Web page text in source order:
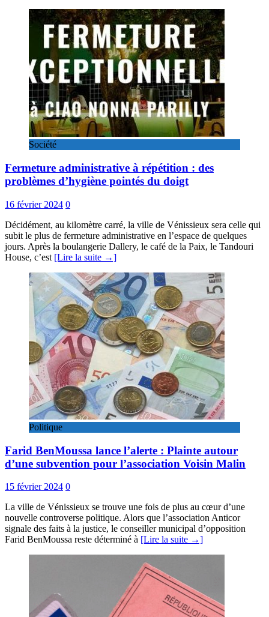
Société
Fermeture administrative à répétition : des
problèmes d’hygiène pointés du doigt
16 février 2024 0
Décidément, au kilomètre carré, la ville de Vénissieux sera celle qui
subit le plus de fermeture administrative en l’espace de quelques
jours. Après la boulangerie Dallery, le café de la Paix, le Tandouri
House, c’est [Lire la suite →]
Politique
Farid BenMoussa lance l’alerte : Plainte autour
d’une subvention pour l’association Voisin Malin
15 février 2024 0
La ville de Vénissieux se trouve une fois de plus au cœur d’une
nouvelle controverse politique. Alors que l’association Anticor
signale des faits à la justice, le conseiller municipal d’opposition
Farid BenMoussa reste déterminé à [Lire la suite →]